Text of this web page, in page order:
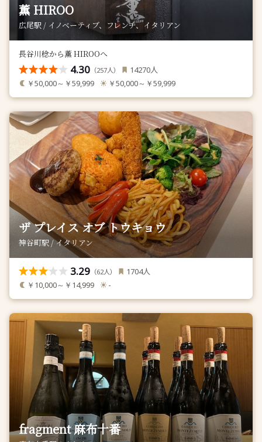
薫 HIROO
広尾駅 / イノベーティブ、フレンチ、イタリアン
長谷川稔から薫 HIROOへ
4.30 （257人） 14270人
￥50,000～￥59,999 ￥50,000～￥59,999
ザ プレイス オブ トウキョウ
神谷町駅 / イタリアン
3.29 （62人） 1704人
￥10,000～￥14,999 -
fragment 麻布十番